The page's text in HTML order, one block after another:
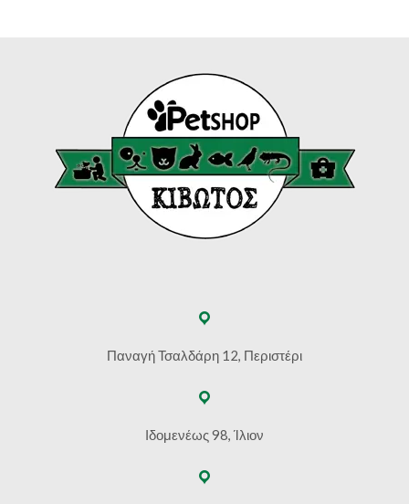
Παναγή Τσαλδάρη 12, Περιστέρι
Ιδομενέως 98, Ίλιον